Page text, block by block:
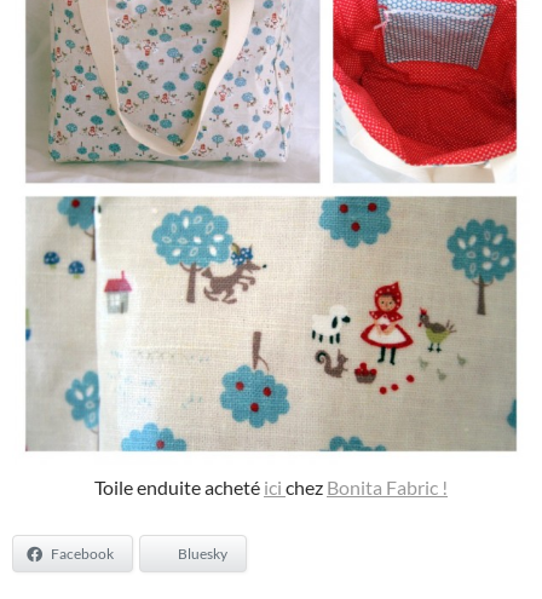
Toile enduite acheté ici chez Bonita Fabric !
Facebook Bluesky